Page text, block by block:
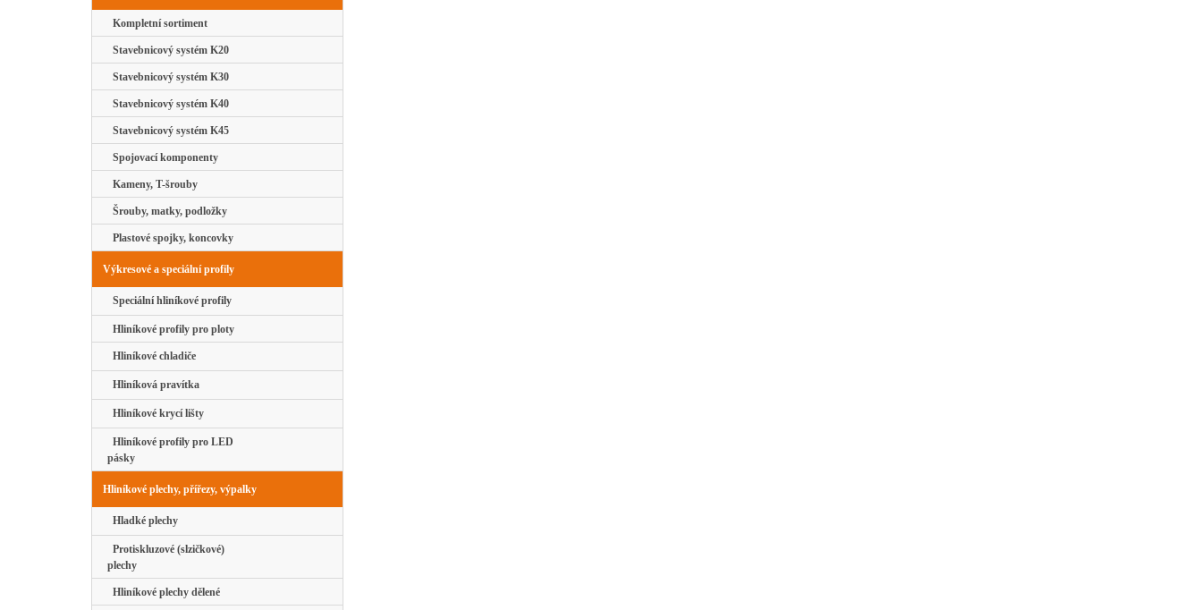
Kompletní sortiment
Stavebnicový systém K20
Stavebnicový systém K30
Stavebnicový systém K40
Stavebnicový systém K45
Spojovací komponenty
Kameny, T-šrouby
Šrouby, matky, podložky
Plastové spojky, koncovky
Výkresové a speciální profily
Speciální hliníkové profily
Hliníkové profily pro ploty
Hliníkové chladiče
Hliníková pravítka
Hliníkové krycí lišty
Hliníkové profily pro LED
pásky
Hliníkové plechy, přířezy, výpalky
Hladké plechy
Protiskluzové (slzičkové)
plechy
Hliníkové plechy dělené